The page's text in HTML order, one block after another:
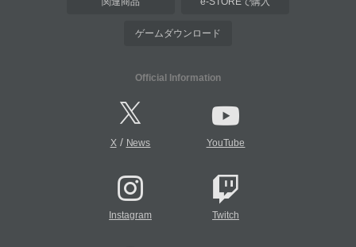
ゲームダウンロード
Official Information
X/ News YouTube
Instagram Twitch